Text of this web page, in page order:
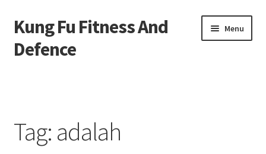
Skip
to
navigation
Skip
to
content
Kung Fu Fitness And
Defence
Menu
Contact us
Tag: adalah